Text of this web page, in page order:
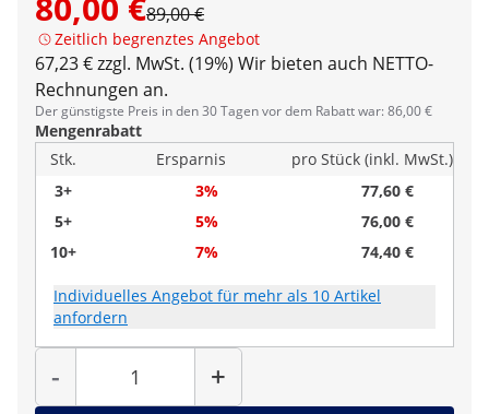
89,00 €
Zeitlich begrenztes Angebot
67,23 € zzgl. MwSt. (19%) Wir bieten auch NETTO-
Rechnungen an.
Der günstigste Preis in den 30 Tagen vor dem Rabatt war: 86,00 €
Mengenrabatt
Stk.
Ersparnis
pro Stück (inkl. MwSt.)
3+
3%
77,60 €
5+
5%
76,00 €
10+
7% 74,40 €
Individuelles Angebot für mehr als 10 Artikel
anfordern
-
Menge
+